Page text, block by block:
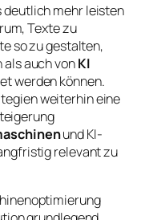
mehr leisten
Texte zu
so zu gestalten,
als auch vonKI
werden können.
weiterhin eine
und KI-
relevant zu